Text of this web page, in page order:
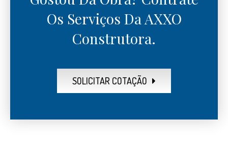
Os Serviços Da AXXO
Construtora.
SOLICITAR COTAÇÃO